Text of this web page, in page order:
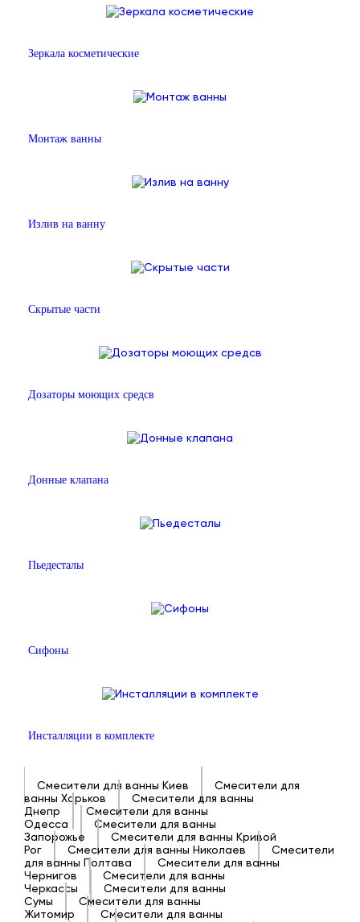
Зеркала косметические
Монтаж ванны
Излив на ванну
Скрытые части
Дозаторы моющих средсв
Донные клапана
Пьедесталы
Сифоны
Инсталляции в комплекте
Смесители для ванны Киев
Смесители для
ванны Харьков
Смесители для ванны
Днепр
Смесители для ванны
Одесса
Смесители для ванны
Запорожье
Смесители для ванны Кривой
Рог
Смесители для ванны Николаев
Смесители
для ванны Полтава
Смесители для ванны
Чернигов
Смесители для ванны
Черкассы
Смесители для ванны
Сумы
Смесители для ванны
Житомир
Смесители для ванны